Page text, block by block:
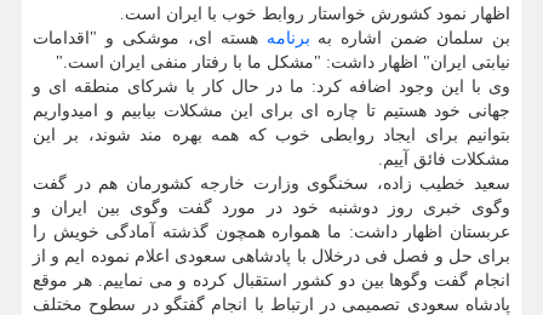
اظهار نمود کشورش خواستار روابط خوب با ایران است.
بن سلمان ضمن اشاره به برنامه هسته ای، موشکی و "اقدامات
نیابتی ایران" اظهار داشت: "مشکل ما با رفتار منفی ایران است."
وی با این وجود اضافه کرد: ما در حال کار با شرکای منطقه ای و
جهانی خود هستیم تا چاره ای برای این مشکلات بیابیم و امیدواریم
بتوانیم برای ایجاد روابطی خوب که همه بهره مند شوند، بر این
مشکلات فائق آییم.
سعید خطیب زاده، سخنگوی وزارت خارجه کشورمان هم در گفت
وگوی خبری روز دوشنبه خود در مورد گفت وگوی بین ایران و
عربستان اظهار داشت: ما همواره همچون گذشته آمادگی خویش را
برای حل و فصل فی درخلال با پادشاهی سعودی اعلام نموده ایم و از
انجام گفت وگوها بین دو کشور استقبال کرده و می نماییم. هر موقع
پادشاه سعودی تصمیمی در ارتباط با انجام گفتگو در سطوح مختلف